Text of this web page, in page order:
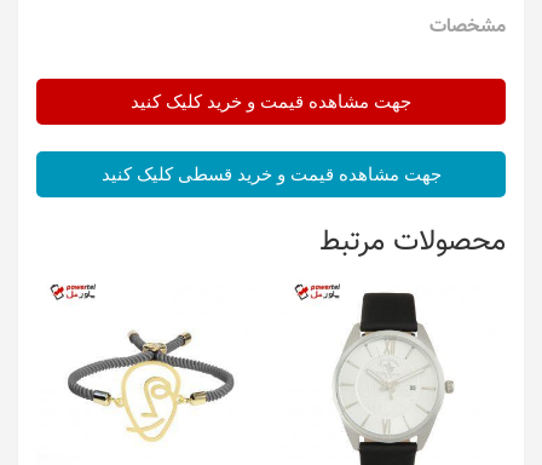
مشخصات
جهت مشاهده قیمت و خرید کلیک کنید
جهت مشاهده قیمت و خرید قسطی کلیک کنید
محصولات مرتبط